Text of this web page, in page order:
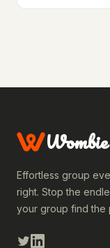
Wombie
Effortless group
right. Stop the
your group find the